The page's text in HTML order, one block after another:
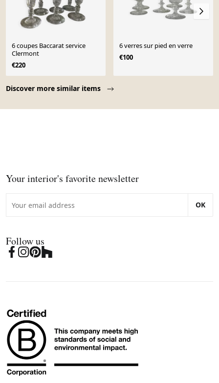
Discover more similar items
6 coupes Baccarat service
Clermont
€220
6 verres sur pied en verre
€100
Your interior's favorite newsletter
OK
Follow us